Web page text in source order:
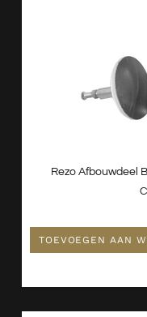
Rezo Afbouwdeel
TOEVOEGEN AAN